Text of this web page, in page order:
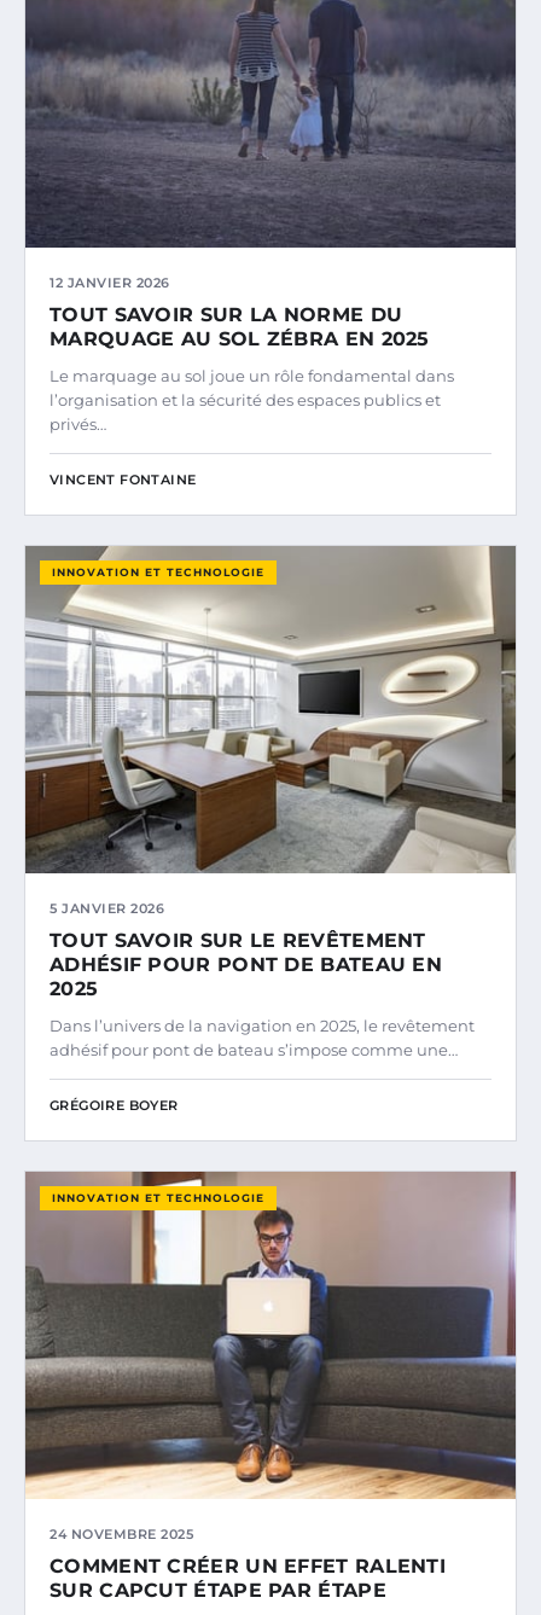
12 JANVIER 2026
TOUT SAVOIR SUR LA NORME DU
MARQUAGE AU SOL ZÉBRA EN 2025
Le marquage au sol joue un rôle fondamental dans
l’organisation et la sécurité des espaces publics et
privés…
VINCENT FONTAINE
INNOVATION ET TECHNOLOGIE
5 JANVIER 2026
TOUT SAVOIR SUR LE REVÊTEMENT
ADHÉSIF POUR PONT DE BATEAU EN
2025
Dans l’univers de la navigation en 2025, le revêtement
adhésif pour pont de bateau s’impose comme une…
GRÉGOIRE BOYER
INNOVATION ET TECHNOLOGIE
24 NOVEMBRE 2025
COMMENT CRÉER UN EFFET RALENTI
SUR CAPCUT ÉTAPE PAR ÉTAPE